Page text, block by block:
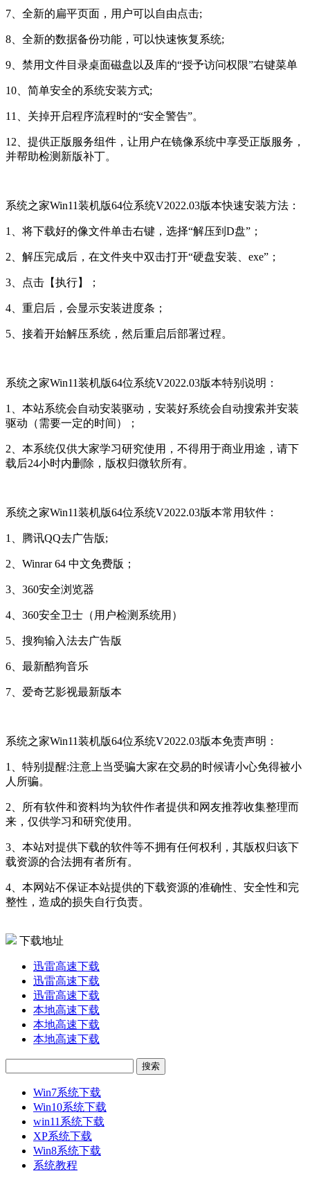
7、全新的扁平页面，用户可以自由点击;
8、全新的数据备份功能，可以快速恢复系统;
9、禁用文件目录桌面磁盘以及库的“授予访问权限”右键菜单
10、简单安全的系统安装方式;
11、关掉开启程序流程时的“安全警告”。
12、提供正版服务组件，让用户在镜像系统中享受正版服务，
并帮助检测新版补丁。
系统之家Win11装机版64位系统V2022.03版本快速安装方法：
1、将下载好的像文件单击右键，选择“解压到D盘”；
2、解压完成后，在文件夹中双击打开“硬盘安装、exe”；
3、点击【执行】；
4、重启后，会显示安装进度条；
5、接着开始解压系统，然后重启后部署过程。
系统之家Win11装机版64位系统V2022.03版本特别说明：
1、本站系统会自动安装驱动，安装好系统会自动搜索并安装
驱动（需要一定的时间）；
2、本系统仅供大家学习研究使用，不得用于商业用途，请下
载后24小时内删除，版权归微软所有。
系统之家Win11装机版64位系统V2022.03版本常用软件：
1、腾讯QQ去广告版;
2、Winrar 64 中文免费版；
3、360安全浏览器
4、360安全卫士（用户检测系统用）
5、搜狗输入法去广告版
6、最新酷狗音乐
7、爱奇艺影视最新版本
系统之家Win11装机版64位系统V2022.03版本免责声明：
1、特别提醒:注意上当受骗大家在交易的时候请小心免得被小
人所骗。
2、所有软件和资料均为软件作者提供和网友推荐收集整理而
来，仅供学习和研究使用。
3、本站对提供下载的软件等不拥有任何权利，其版权归该下
载资源的合法拥有者所有。
4、本网站不保证本站提供的下载资源的准确性、安全性和完
整性，造成的损失自行负责。
下载地址
迅雷高速下载
迅雷高速下载
迅雷高速下载
本地高速下载
本地高速下载
本地高速下载
Win7系统下载
Win10系统下载
win11系统下载
XP系统下载
Win8系统下载
系统教程